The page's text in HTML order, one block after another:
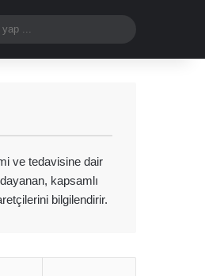
değiştir
yap
ve tedavisine dair
kapsamlı
bilgilendirir.